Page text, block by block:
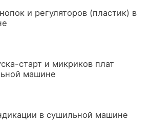
и регуляторов (пластик) в
старт и микриков плат
машине
в сушильной машине